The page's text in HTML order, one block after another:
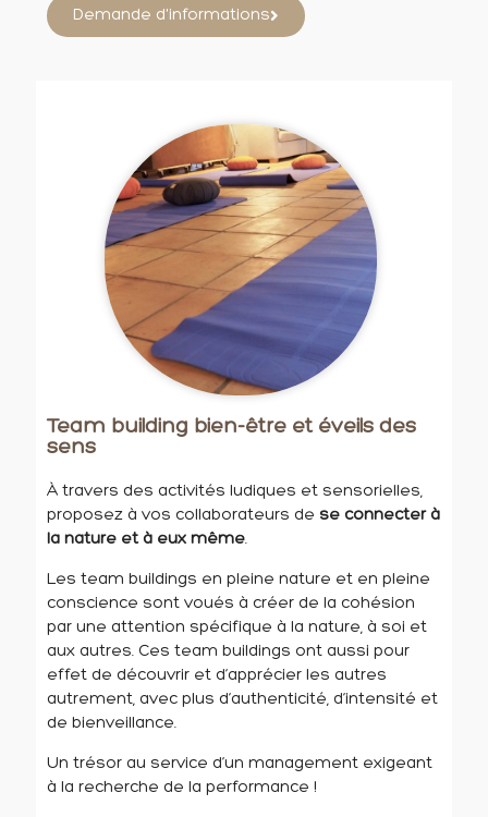
Demande d'informations
Team building bien-être et éveils des
sens
À travers des activités ludiques et sensorielles,
proposez à vos collaborateurs de se connecter à
la nature et à eux même.
Les team buildings en pleine nature et en pleine
conscience sont voués à créer de la cohésion
par une attention spécifique à la nature, à soi et
aux autres. Ces team buildings ont aussi pour
effet de découvrir et d’apprécier les autres
autrement, avec plus d’authenticité, d’intensité et
de bienveillance.
Un trésor au service d’un management exigeant
à la recherche de la performance !